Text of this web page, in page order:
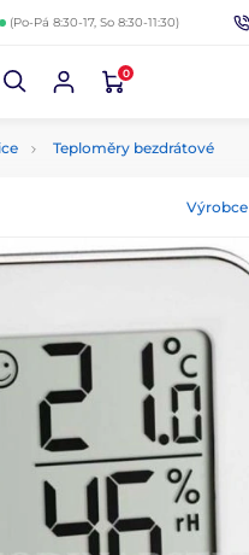
(Po-Pá 8:30-17, So 8:30-11:30)
0
Teploměry bezdrátové
Výrobce